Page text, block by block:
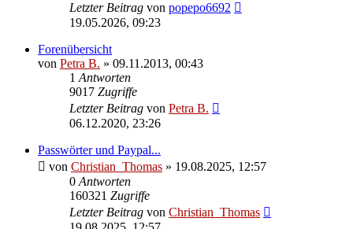
Letzter Beitrag von popepo6692
19.05.2026, 09:23
Forenübersicht
von Petra B. » 09.11.2013, 00:43
1Antworten
9017 Zugriffe
Letzter Beitrag von Petra B.
06.12.2020, 23:26
Passwörter und Paypal...
von Christian_Thomas » 19.08.2025, 12:57
0Antworten
160321 Zugriffe
Letzter Beitrag von Christian_Thomas